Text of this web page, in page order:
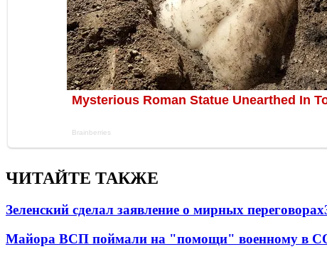
ЧИТАЙТЕ ТАКЖЕ
Зеленский сделал заявление о мирных переговорах
Майора ВСП поймали на "помощи" военному в